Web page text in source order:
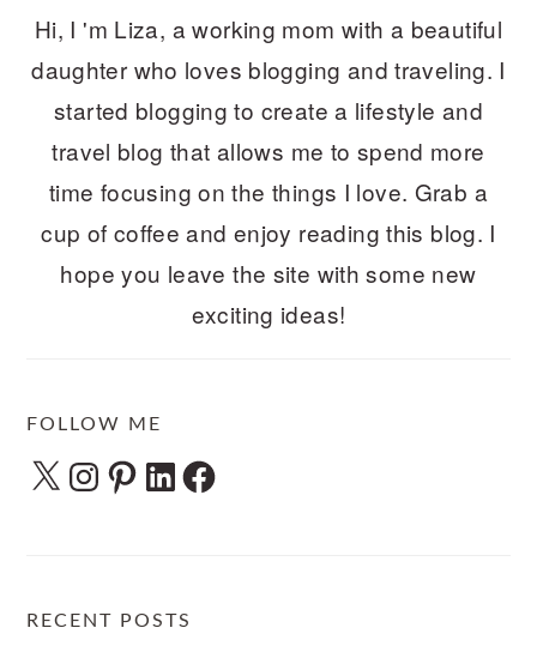
Hi, I 'm Liza, a working mom with a beautiful
daughter who loves blogging and traveling. I
started blogging to create a lifestyle and
travel blog that allows me to spend more
time focusing on the things I love. Grab a
cup of coffee and enjoy reading this blog. I
hope you leave the site with some new
exciting ideas!
FOLLOW ME
X Instagram
Pinterest
LinkedInFacebook
RECENT POSTS